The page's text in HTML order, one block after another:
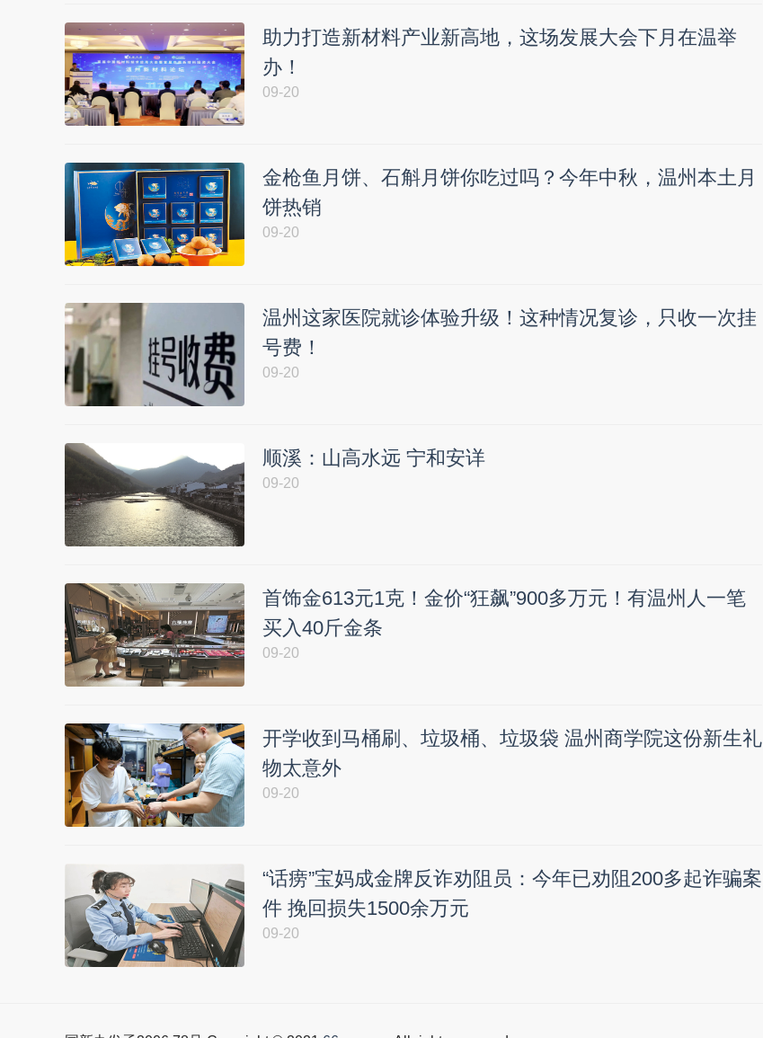
助力打造新材料产业新高地，这场发展大会下月在温举
办！
09-20
金枪鱼月饼、石斛月饼你吃过吗？今年中秋，温州本土月
饼热销
09-20
温州这家医院就诊体验升级！这种情况复诊，只收一次挂
号费！
09-20
顺溪：山高水远 宁和安详
09-20
首饰金613元1克！金价“狂飙”900多万元！有温州人一笔
买入40斤金条
09-20
开学收到马桶刷、垃圾桶、垃圾袋 温州商学院这份新生礼
物太意外
09-20
“话痨”宝妈成金牌反诈劝阻员：今年已劝阻200多起诈骗案
件 挽回损失1500余万元
09-20